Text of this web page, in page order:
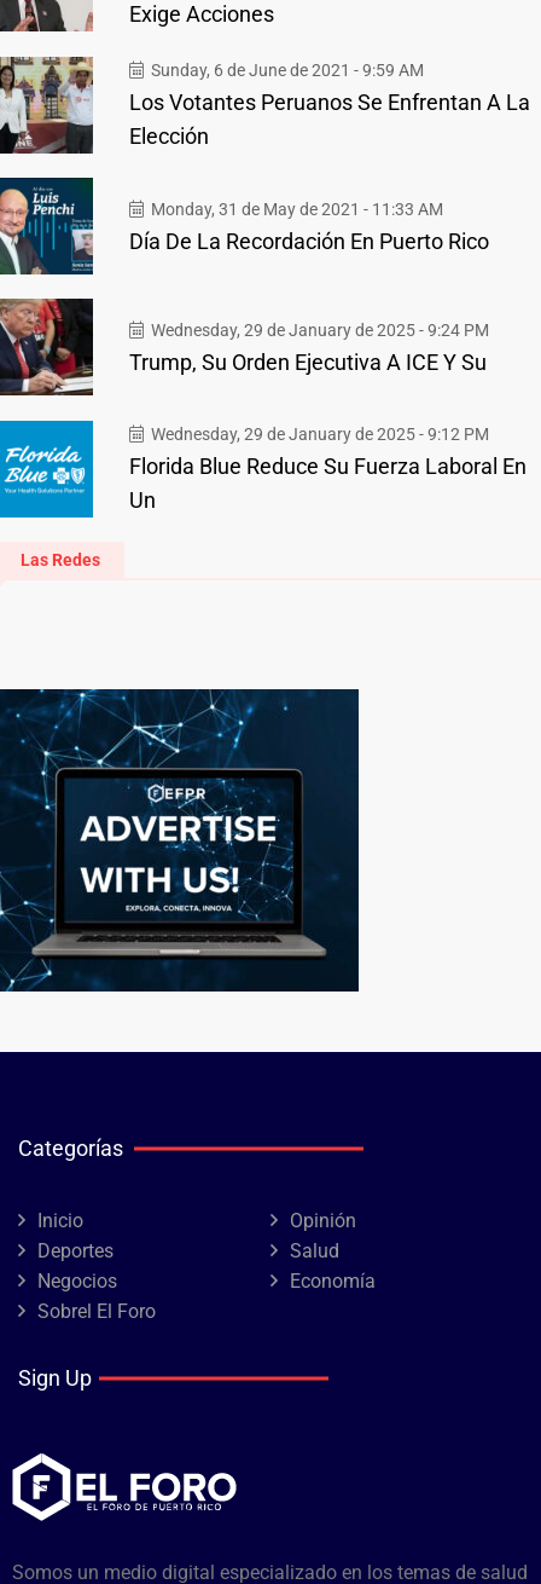
Exige Acciones
Sunday, 6 de June de 2021 - 9:59 AM
Los Votantes Peruanos Se Enfrentan A La
Elección
Monday, 31 de May de 2021 - 11:33 AM
Día De La Recordación En Puerto Rico
Wednesday, 29 de January de 2025 - 9:24 PM
Trump, Su Orden Ejecutiva A ICE Y Su
Wednesday, 29 de January de 2025 - 9:12 PM
Florida Blue Reduce Su Fuerza Laboral En
Un
Las Redes
Categorías
Inicio
Opinión
Deportes
Salud
Negocios
Economía
Sobrel El Foro
Sign Up
Somos un medio digital especializado en los temas de salud